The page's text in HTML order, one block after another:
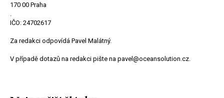
170 00 Praha
IČO: 24702617
Za redakci odpovídá Pavel Malátný.
V případě dotazů na redakci pište na pavel@oceansolution.cz.